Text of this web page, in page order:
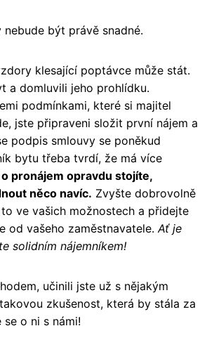
být právě snadné.
klesající poptávce může stát.
a domluvili jeho prohlídku.
podmínkami, které si majitel
jste připraveni složit první nájem a
podpis smlouvy se poněkud
bytu třeba tvrdí, že má více
o pronájem opravdu stojíte,
něco navíc. Zvyšte dobrovolně
ve vašich možnostech a přidejte
od vašeho zaměstnavatele. Ať je
solidním nájemníkem!
učinili jste už s nějakým
zkušenost, která by stála za
se o ni s námi!